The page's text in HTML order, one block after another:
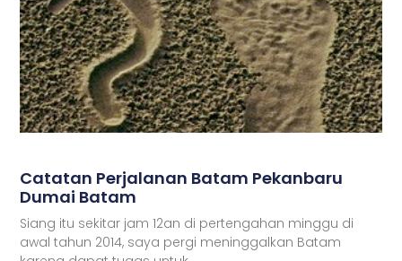
Catatan Perjalanan Batam Pekanbaru
Dumai Batam
Siang itu sekitar jam 12an di pertengahan minggu di
awal tahun 2014, saya pergi meninggalkan Batam